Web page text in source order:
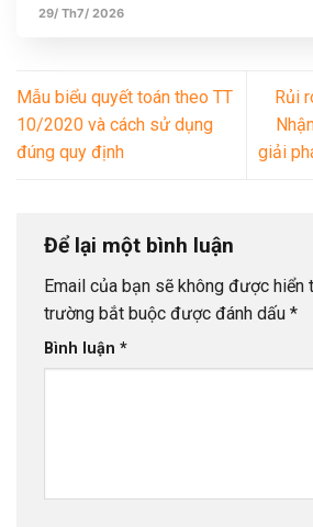
29/ Th7/ 2026
Mẫu biểu quyết toán theo TT
10/2020 và cách sử dụng
đúng quy định
Rủi
giải
Để lại một bình luận
Email của bạn sẽ không được hiển
trường bắt buộc được đánh dấu *
Bình luận *